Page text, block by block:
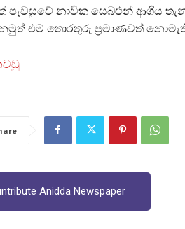
පැවසුවේ නාවික සෙබළුන් ආගිය
එම තොරතුරු ප‍්‍රමාණවත්
Anidda Newspaper